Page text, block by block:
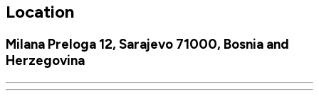
Location
Milana Preloga 12, Sarajevo 71000, Bosnia and
Herzegovina